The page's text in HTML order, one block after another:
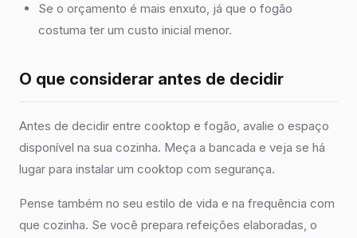
Se o orçamento é mais enxuto, já que o fogão
costuma ter um custo inicial menor.
O que considerar antes de decidir
Antes de decidir entre cooktop e fogão, avalie o espaço
disponível na sua cozinha. Meça a bancada e veja se há
lugar para instalar um cooktop com segurança.
Pense também no seu estilo de vida e na frequência com
que cozinha. Se você prepara refeições elaboradas, o